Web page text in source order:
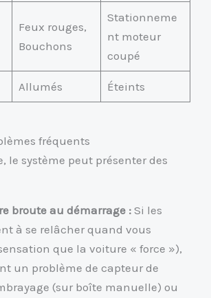
Feux rouges,
Bouchons
Stationneme
nt moteur
coupé
Allumés Éteints
fréquents
le système peut présenter des
broute au démarrage : Si les
à se relâcher quand vous
que la voiture « force »),
un problème de capteur de
(sur boîte manuelle) ou